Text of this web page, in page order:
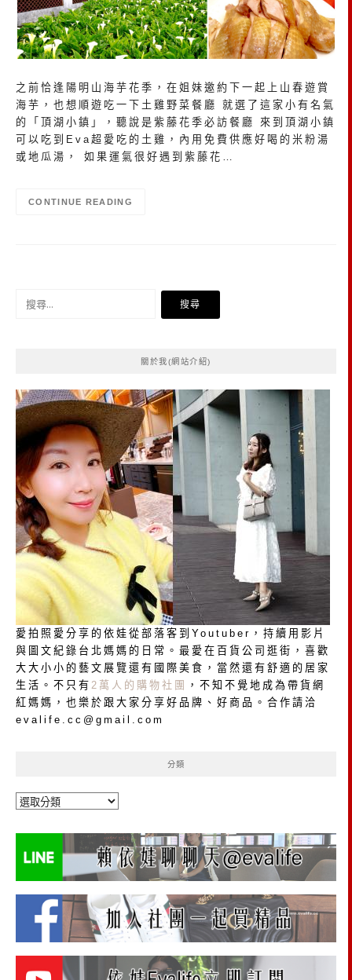
之前恰逢陽明山海芋花季，在姐妹邀約下一起上山春遊賞
海芋，也想順遊吃一下土雞野菜餐廳 就選了這家小有名氣
的「頂湖小鎮」，聽說是紫藤花季必訪餐廳 來到頂湖小鎮
可以吃到Eva超愛吃的土雞，內用免費供應好喝的米粉湯
或地瓜湯， 如果運氣很好遇到紫藤花…
CONTINUE READING
關於我(網站介紹)
愛拍照愛分享的依娃從部落客到Youtuber，持續用影片
與圖文紀錄台北媽媽的日常。最愛在百貨公司逛街，喜歡
大大小小的藝文展覽還有國際美食，當然還有舒適的居家
生活。不只有 2萬人的購物社團
，不知不覺地成為帶貨網
紅媽媽，也樂於跟大家分享好品牌、好商品。合作請洽
evalife.cc@gmail.com
分類
分